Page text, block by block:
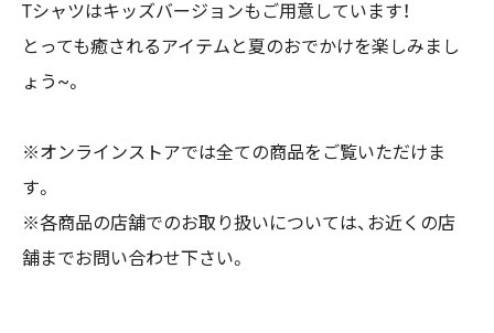
Tシャツはキッズバージョンもご用意しています！
とっても癒されるアイテムと夏のおでかけを楽しみまし
ょう~。
※オンラインストアでは全ての商品をご覧いただけま
す。
※各商品の店舗でのお取り扱いについては、お近くの店
舗までお問い合わせ下さい。